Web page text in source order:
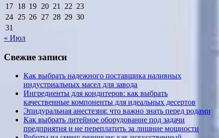
17 18 19 20 21 22 23
24 25 26 27 28 29 30
31
« Июл
Свежие записи
Как выбрать надежного поставщика наливных
индустриальных масел для завода
Ингредиенты для кондитеров: как выбрать
качественные компоненты для идеальных десертов
Эпидуральная анестезия: что важно знать перед родами
Как выбрать литейное оборудование под задачи
предприятия и не переплатить за лишние мощности